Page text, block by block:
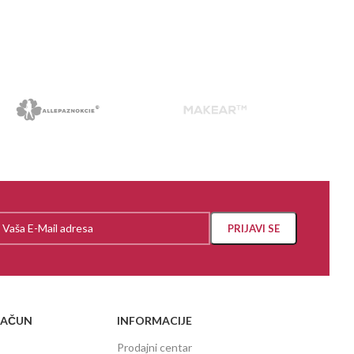
INFORMACIJE
Prodajni centar